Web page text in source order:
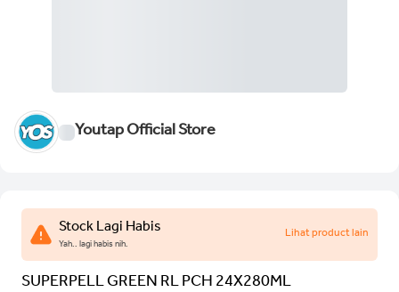
Youtap Official Store
Stock Lagi Habis
Yah.. lagi habis nih.
Lihat product lain
SUPERPELL GREEN RL PCH 24X280ML